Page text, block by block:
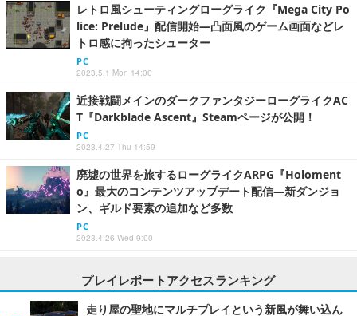
レトロ風シューティングローグライク『Mega City Po
lice: Prelude』配信開始―凸面風のゲーム画面などレ
トロ感に拘ったシューター
PC
2023.5.1 Mon 14:00
近接戦闘メインのダークファンタジーローグライクAC
T『Darkblade Ascent』Steamページが公開！
PC
2023.4.27 Thu 14:59
廃墟の世界を旅するローグライクARPG『Holoment
o』最大のコンテンツアップデート配信―新ダンジョ
ン、ギルド要素の追加など多数
PC
2023.4.26 Wed 9:00
プレイレポートアクセスランキング
走り屋の聖地にマルチプレイという新風が舞い込ん